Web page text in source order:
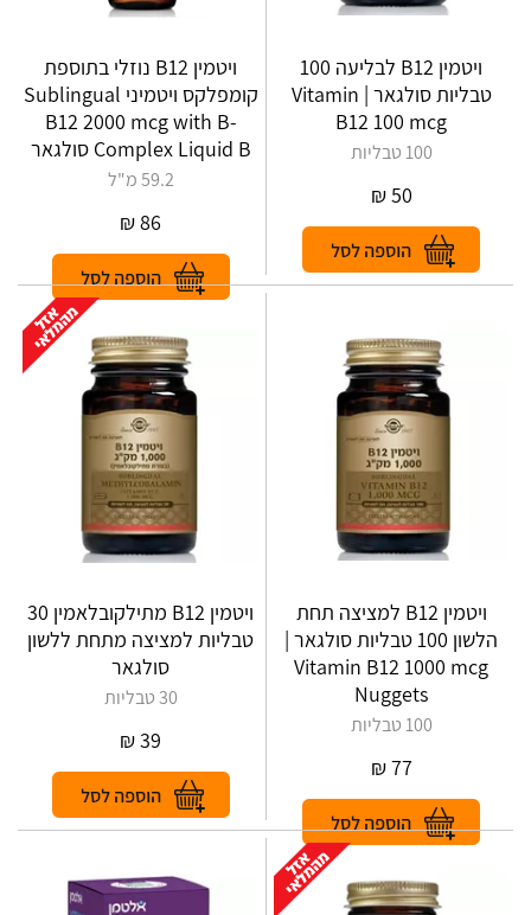
ויטמין B12 לבליעה 100
טבליות סולגאר | Vitamin
B12 100 mcg
100 טבליות
50
₪
ויטמין B12 נוזלי בתוספת
קומפלקס ויטמיני Sublingual
B12 2000 mcg with B-
Complex Liquid B סולגאר
59.2 מ"ל
86
₪
ויטמין B12 למציצה תחת
הלשון 100 טבליות סולגאר |
Vitamin B12 1000 mcg
Nuggets
100 טבליות
77
₪
ויטמין B12 מתילקובלאמין 30
טבליות למציצה מתחת ללשון
סולגאר
30 טבליות
39
₪